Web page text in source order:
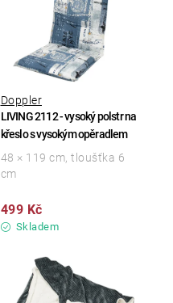
LIVING 2112 - vysoký polstr na
křeslo s vysokým opěradlem
Doppler
Skladem
499 Kč
48 × 119 cm, tloušťka 6
cm